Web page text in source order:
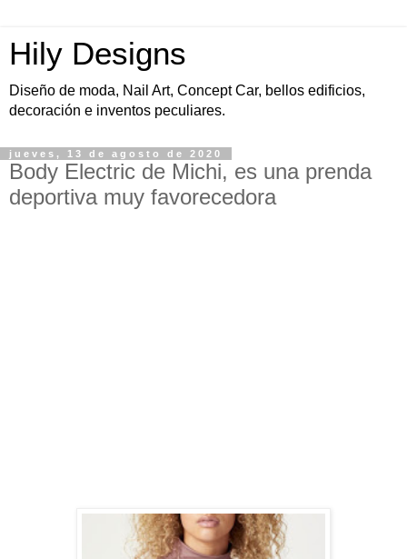
Hily Designs
Diseño de moda, Nail Art, Concept Car, bellos edificios,
decoración e inventos peculiares.
jueves, 13 de agosto de 2020
Body Electric de Michi, es una prenda
deportiva muy favorecedora